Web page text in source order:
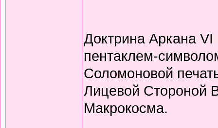
Доктрина Аркана
пентаклем-
Соломоновой
Лицевой Стороной
Макрокосма.